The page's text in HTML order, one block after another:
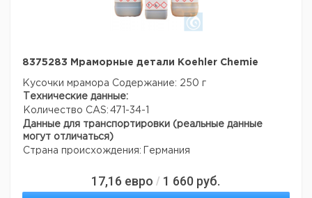
8375283 Мраморные детали Koehler Chemie
Кусочки мрамора Содержание: 250 г
Технические данные:
Количество CAS: 471-34-1
Данные для транспортировки (реальные данные
могут отличаться)
Страна происхождения:
Германия
17,16 евро / 1 660 руб.